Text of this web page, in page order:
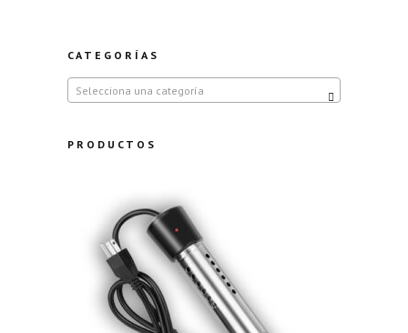
CATEGORÍAS
Selecciona una categoría
PRODUCTOS